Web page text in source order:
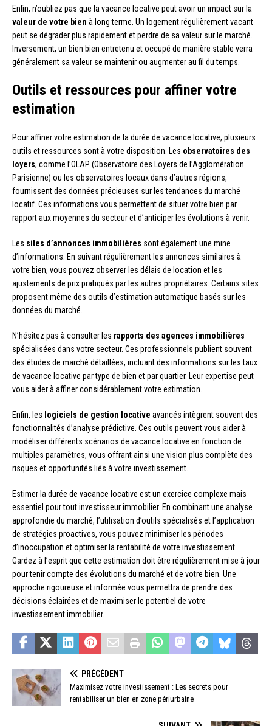
Enfin, n’oubliez pas que la vacance locative peut avoir un impact sur la
valeur de votre bien à long terme. Un logement régulièrement vacant
peut se dégrader plus rapidement et perdre de sa valeur sur le marché.
Inversement, un bien bien entretenu et occupé de manière stable verra
généralement sa valeur se maintenir ou augmenter au fil du temps.
Outils et ressources pour affiner votre
estimation
Pour affiner votre estimation de la durée de vacance locative, plusieurs
outils et ressources sont à votre disposition. Les observatoires des
loyers, comme l’OLAP (Observatoire des Loyers de l’Agglomération
Parisienne) ou les observatoires locaux dans d’autres régions,
fournissent des données précieuses sur les tendances du marché
locatif. Ces informations vous permettent de situer votre bien par
rapport aux moyennes du secteur et d’anticiper les évolutions à venir.
Les sites d’annonces immobilières sont également une mine
d’informations. En suivant régulièrement les annonces similaires à
votre bien, vous pouvez observer les délais de location et les
ajustements de prix pratiqués par les autres propriétaires. Certains sites
proposent même des outils d’estimation automatique basés sur les
données du marché.
N’hésitez pas à consulter les rapports des agences immobilières
spécialisées dans votre secteur. Ces professionnels publient souvent
des études de marché détaillées, incluant des informations sur les taux
de vacance locative par type de bien et par quartier. Leur expertise peut
vous aider à affiner considérablement votre estimation.
Enfin, les logiciels de gestion locative avancés intègrent souvent des
fonctionnalités d’analyse prédictive. Ces outils peuvent vous aider à
modéliser différents scénarios de vacance locative en fonction de
multiples paramètres, vous offrant ainsi une vision plus complète des
risques et opportunités liés à votre investissement.
Estimer la durée de vacance locative est un exercice complexe mais
essentiel pour tout investisseur immobilier. En combinant une analyse
approfondie du marché, l’utilisation d’outils spécialisés et l’application
de stratégies proactives, vous pouvez minimiser les périodes
d’inoccupation et optimiser la rentabilité de votre investissement.
Gardez à l’esprit que cette estimation doit être régulièrement mise à jour
pour tenir compte des évolutions du marché et de votre bien. Une
approche rigoureuse et informée vous permettra de prendre des
décisions éclairées et de maximiser le potentiel de votre
investissement immobilier.
PRÉCÉDENT
Maximisez votre investissement : Les secrets pour
rentabiliser un bien en zone périurbaine